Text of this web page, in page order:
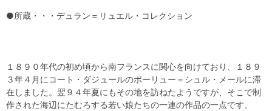
●所蔵・・・デュラン＝リュエル・コレクション
１８９０年代の初め頃から南フランスに関心を向けており、１８９
３年４月にコート・ダジュールのボーリュー＝シュル・メールに滞
在しました。翌９４年夏にもその地を訪ねたようですが、そこで制
作された海辺にたむろする若い娘たちの一連の作品の一点です。